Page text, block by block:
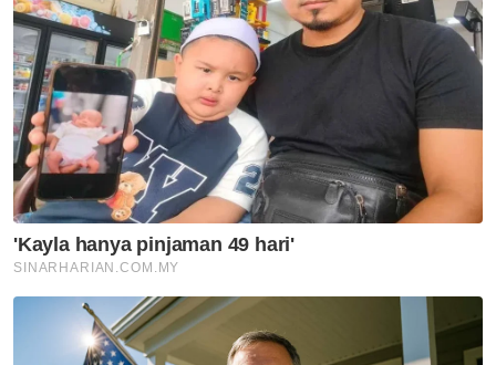
tahun amaran serius kepada
negara- Lee Lam Thye
Semasa
'Kayla hanya pinjaman 49 hari'